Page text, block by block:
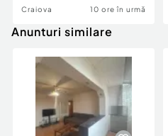
Craiova 10 ore în urmă
Anunturi similare